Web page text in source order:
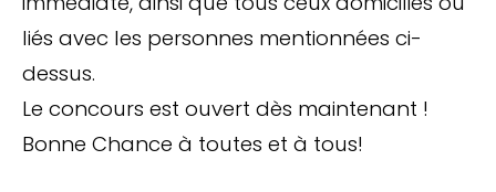
liés avec les personnes mentionnées ci-
dessus.
Le concours est ouvert dès maintenant !
Bonne Chance à toutes et à tous!